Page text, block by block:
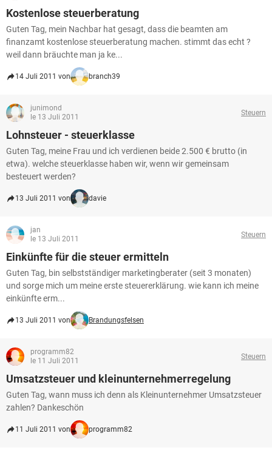
Kostenlose steuerberatung
Guten Tag, mein Nachbar hat gesagt, dass die beamten am
finanzamt kostenlose steuerberatung machen. stimmt das echt ?
weil dann bräuchte man ja ke...
14 Juli 2011 von branch39
junimond
le 13 Juli 2011
Steuern
Lohnsteuer - steuerklasse
Guten Tag, meine Frau und ich verdienen beide 2.500 € brutto (in
etwa). welche steuerklasse haben wir, wenn wir gemeinsam
besteuert werden?
13 Juli 2011 von davie
jan
le 13 Juli 2011
Steuern
Einkünfte für die steuer ermitteln
Guten Tag, bin selbstständiger marketingberater (seit 3 monaten)
und sorge mich um meine erste steuererklärung. wie kann ich meine
einkünfte erm...
13 Juli 2011 von Brandungsfelsen
programm82
le 11 Juli 2011
Steuern
Umsatzsteuer und kleinunternehmerregelung
Guten Tag, wann muss ich denn als Kleinunternehmer Umsatzsteuer
zahlen? Dankeschön
11 Juli 2011 von programm82